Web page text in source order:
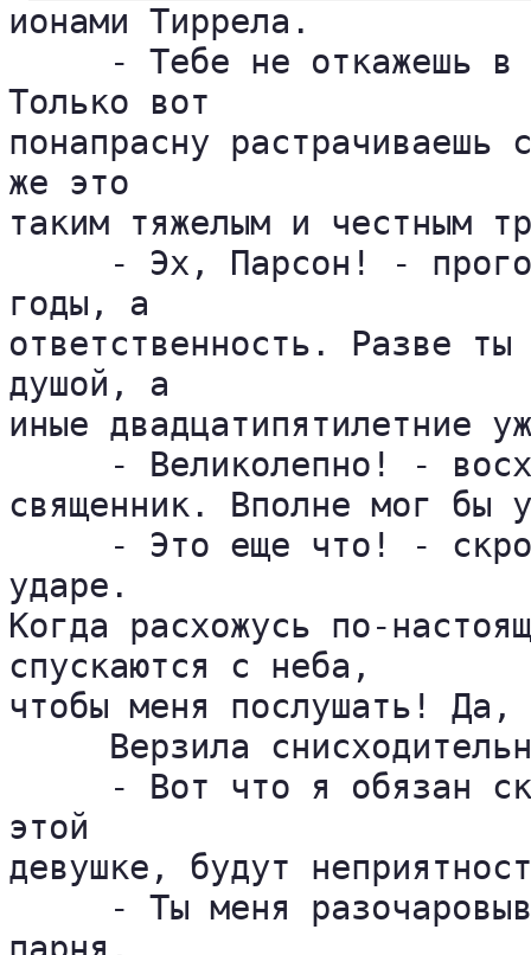
ионами Тиррела.
- Тебе не откажешь
Только вот
понапрасну
же это
таким тяжелым и честным
- Эх, Парсон! -
годы, а
ответственность. Разве
душой, а
иные двадцатипятилетние
- Великолепно! -
священник. Вполне мог бы
- Это еще что! -
ударе.
Когда расхожусь по-
спускаются с неба,
чтобы меня послушать!
Верзила
- Вот что я обязан
этой
девушке, будут
- Ты меня